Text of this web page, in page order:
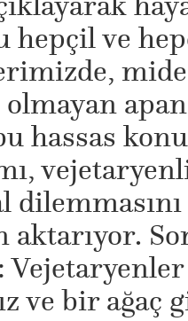
hepçil ve
mide
olmayan
hassas
aktarıyor.
ve bir ağaç